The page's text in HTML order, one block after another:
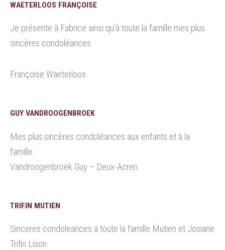
WAETERLOOS FRANÇOISE
Je présente à Fabrice ainsi qu’à toute la famille mes plus
sincères condoléances.
Françoise Waeterloos
GUY VANDROOGENBROEK
Mes plus sincères condoléances aux enfants et à la
famille.
Vandroogenbroek Guy – Deux-Acren
TRIFIN MUTIEN
Sinceres condoleances a toute la famille Mutien et Josiane
Trifin Lison